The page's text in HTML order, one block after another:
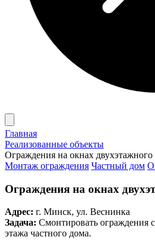
Главная
Реализованные объекты
Ограждения на окнах двухэтажного
Монтаж ограждения Частный дом
Ограждения на окнах
Адрес: г. Минск, ул. Веснинка
Задача: Смонтировать ограждения
этажа частного дома.